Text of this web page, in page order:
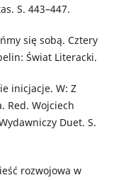
S. 443–447.
się sobą. Cztery
Świat Literacki.
inicjacje. W: Z
Red. Wojciech
Duet. S.
rozwojowa w